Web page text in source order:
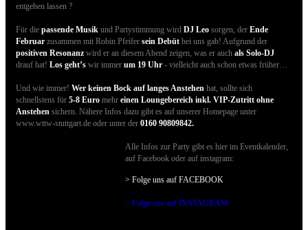
entgehen lassen ?
Für die passende Musik und Partystimmung wird DJ Leo sorgen, der Ende
Februar zusammen mit Robin Pfeifer sein Debüt bei uns gab! Aufgrund der
positiven Resonanz wird er an diesem Abend zeigen, was er auch als Solo-DJ
drauf hat! Los geht’s wir immer um 19 Uhr - vielleicht auch schon etwas früher…
Und wie immer! Wer keinen Bock auf langes Anstehen hat, sollte sich
schnellstens für 5-8 Euro mehr einen Loungebereich inkl. VIP-Zutritt ohne
Anstehen sichern. Nähere Infos dazu gibt es auf unserer Homepage unter
www.wttw-stuttgart.de oder unter der 0160 90809842.
Alle Infos zur Party gibt es hier im Eventkalender,
auf Facebook oder auf instagram:
> Folge uns auf FACEBOOK
> Folge uns auf INSTAGRAM